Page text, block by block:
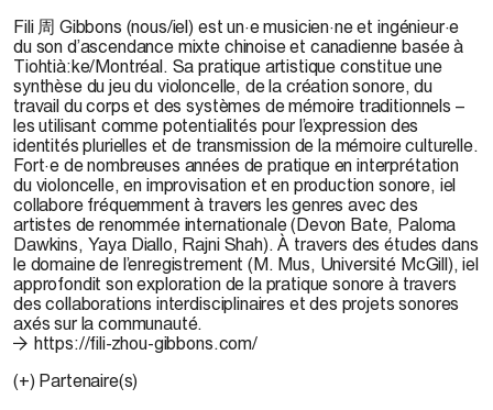
Fili 周 Gibbons (nous/iel) est un·e musicien·ne et ingénieur·e
du son d’ascendance mixte chinoise et canadienne basée à
Tiohtià:ke/Montréal. Sa pratique artistique constitue une
synthèse du jeu du violoncelle, de la création sonore, du
travail du corps et des systèmes de mémoire traditionnels –
les utilisant comme potentialités pour l’expression des
identités plurielles et de transmission de la mémoire culturelle.
Fort·e de nombreuses années de pratique en interprétation
du violoncelle, en improvisation et en production sonore, iel
collabore fréquemment à travers les genres avec des
artistes de renommée internationale (Devon Bate, Paloma
Dawkins, Yaya Diallo, Rajni Shah). À travers des études dans
le domaine de l’enregistrement (M. Mus, Université McGill), iel
approfondit son exploration de la pratique sonore à travers
des collaborations interdisciplinaires et des projets sonores
axés sur la communauté.
https://fili-zhou-gibbons.com/
(+) Partenaire(s)